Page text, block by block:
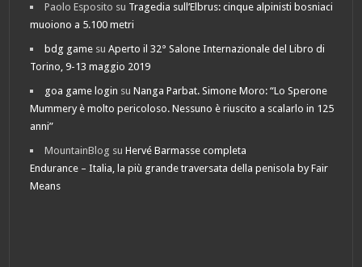
Paolo Esposito su Tragedia sull’Elbrus: cinque alpinisti bosniaci
muoiono a 5.100 metri
bdg game suAperto il 32° Salone Internazionale del Libro di
Torino, 9-13 maggio 2019
goa game login suNanga Parbat. Simone Moro: “Lo Sperone
Mummery è molto pericoloso. Nessuno è riuscito a scalarlo in 125
anni”
MountainBlog suHervé Barmasse completa
Endurance – Italia, la più grande traversata della penisola by Fair
Means